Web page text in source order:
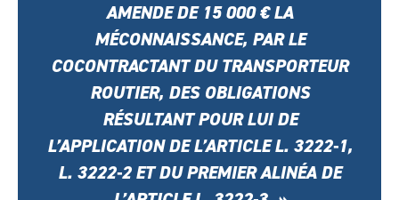
AMENDE DE 15 000 € LA
MÉCONNAISSANCE, PAR LE
COCONTRACTANT DU TRANSPORTEUR
ROUTIER, DES OBLIGATIONS
RÉSULTANT POUR LUI DE
L’APPLICATION DE L’ARTICLE L. 3222-1,
L. 3222-2 ET DU PREMIER ALINÉA DE